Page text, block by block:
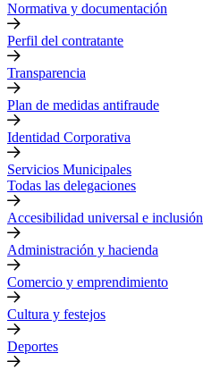
Normativa y documentación
Perfil del contratante
Transparencia
Plan de medidas antifraude
Identidad Corporativa
Servicios Municipales
Todas las delegaciones
Accesibilidad universal e inclusión
Administración y hacienda
Comercio y emprendimiento
Cultura y festejos
Deportes